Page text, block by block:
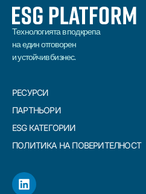
Технологията в подкрепа
на един отговорен
и устойчив бизнес.
РЕСУРСИ
ПАРТНЬОРИ
ESG КАТЕГОРИИ
ПОЛИТИКА НА ПОВЕРИТЕЛНОСТ